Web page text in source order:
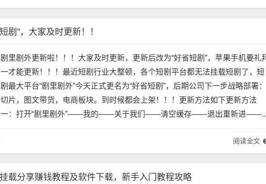
阅读全文
剧里剧外更新啦！！！大家及时更新，更新后改为“好省短剧”，苹果手机要礼拜
一才能更新！！！最近短剧行业大整顿，各个短剧平台都无法挂载短剧了，短
剧最大平台“剧里剧外”今天正式更名为“好省短剧”，后期公司下一步战略部署：
切片，图文带货，电商板块。到时候都会上架！！！更新方法如下更新方法
阅读全文